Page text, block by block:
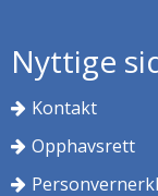
Nyttige
Kontakt
Opphavsrett